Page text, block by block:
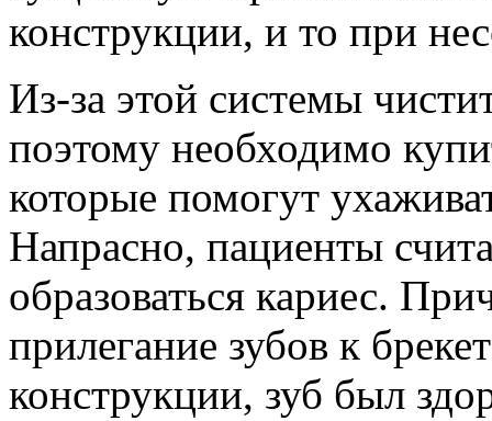
конструкции, и то при
Из-за этой системы
поэтому необходимо
которые помогут
Напрасно, пациенты
образоваться кариес.
прилегание зубов к
конструкции, зуб был